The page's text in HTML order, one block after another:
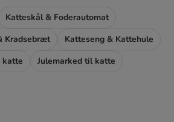
Katteskål & Foderautomat
Kradsebræt
Katteseng & Kattehule
Julemarked til katte